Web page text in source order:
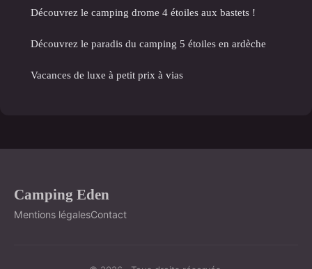
Découvrez le camping drome 4 étoiles aux bastets !
Découvrez le paradis du camping 5 étoiles en ardèche
Vacances de luxe à petit prix à vias
Camping Eden
Mentions légalesContact